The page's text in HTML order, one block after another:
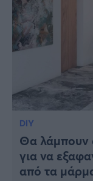
DIY
Θα λάμπουν
για να
από τα